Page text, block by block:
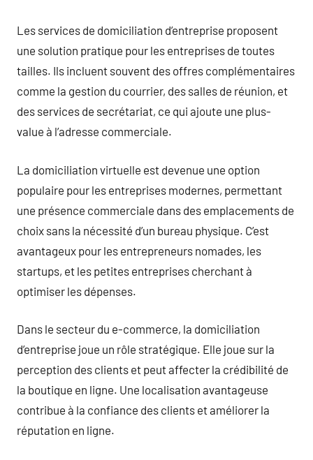
Les services de domiciliation d’entreprise proposent
une solution pratique pour les entreprises de toutes
tailles. Ils incluent souvent des offres complémentaires
comme la gestion du courrier, des salles de réunion, et
des services de secrétariat, ce qui ajoute une plus-
value à l’adresse commerciale.
La domiciliation virtuelle est devenue une option
populaire pour les entreprises modernes, permettant
une présence commerciale dans des emplacements de
choix sans la nécessité d’un bureau physique. C’est
avantageux pour les entrepreneurs nomades, les
startups, et les petites entreprises cherchant à
optimiser les dépenses.
Dans le secteur du e-commerce, la domiciliation
d’entreprise joue un rôle stratégique. Elle joue sur la
perception des clients et peut affecter la crédibilité de
la boutique en ligne. Une localisation avantageuse
contribue à la confiance des clients et améliorer la
réputation en ligne.